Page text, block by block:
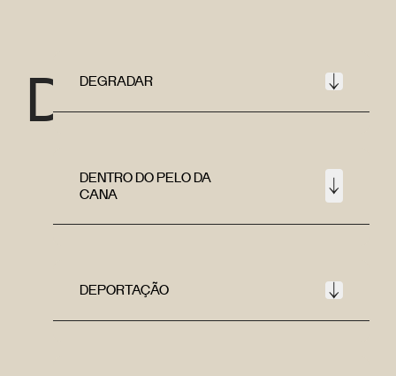
D DEGRADAR
DENTRO DO PELO DA
CANA
DEPORTAÇÃO